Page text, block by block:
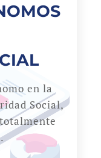
en la
Social,